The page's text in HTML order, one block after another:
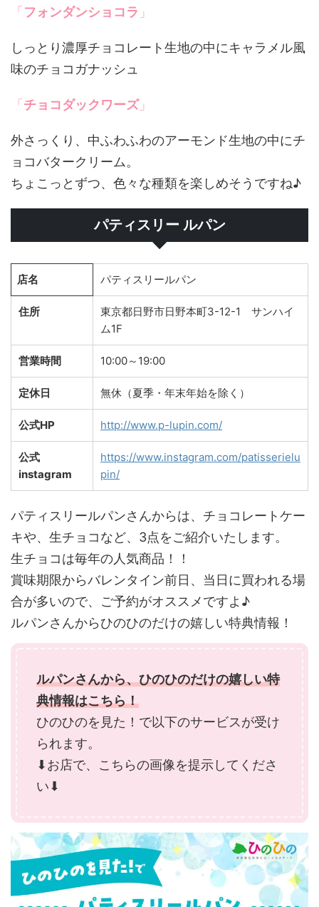
「 フォンダンショコラ 」
しっとり濃厚チョコレート生地の中にキャラメル風
味のチョコガナッシュ
「 チョコダックワーズ」
外さっくり、中ふわふわのアーモンド生地の中にチ
ョコバタークリーム。
ちょこっとずつ、色々な種類を楽しめそうですね♪
パティスリー ルパン
店名 パティスリールパン
住所
東京都日野市日野本町3-12-1 サンハイ
ム1F
営業時間 10:00～19:00
定休日 無休（夏季・年末年始を除く）
公式HP http://www.p-lupin.com/
公式
instagram
https://www.instagram.com/patisserielu
pin/
パティスリールパンさんからは、チョコレートケー
キや、生チョコなど、3点をご紹介いたします。
生チョコは毎年の人気商品！！
賞味期限からバレンタイン前日、当日に買われる場
合が多いので、ご予約がオススメですよ♪
ルパンさんからひのひのだけの嬉しい特典情報！
ルパンさんから、ひのひのだけの嬉しい特
典情報はこちら！
ひのひのを見た！で以下のサービスが受け
られます。
⬇︎お店で、こちらの画像を提示してくださ
い⬇︎